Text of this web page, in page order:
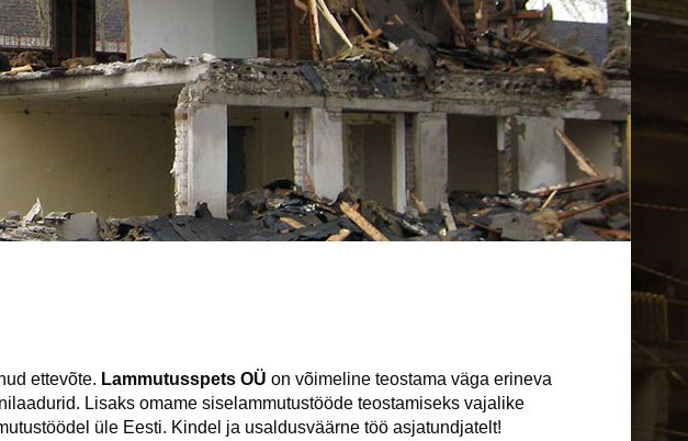
ettevõte. Lammutusspets OÜ on võimeline teostama väga erineva
Lisaks omame siselammutustööde teostamiseks vajalike
üle Eesti. Kindel ja usaldusväärne töö asjatundjatelt!